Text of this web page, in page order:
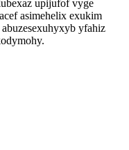
upijufof vyge
asimehelix exukim
yfahiz